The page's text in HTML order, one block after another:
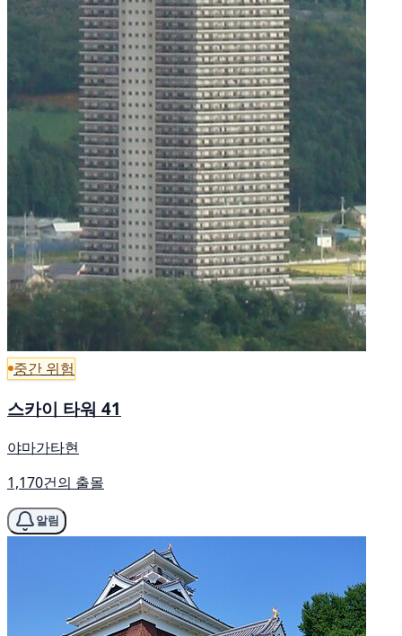
중간 위험
스카이 타워 41
야마가타현
1,170건의 출몰
알림